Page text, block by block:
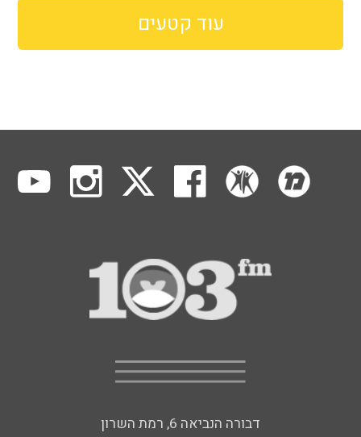
עוד קטעים
דבורה הנביאה 6, רמת השרון